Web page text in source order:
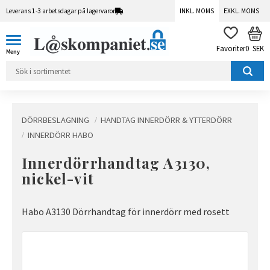
Leverans 1-3 arbetsdagar på lagervaror INKL. MOMS EXKL. MOMS
FAVORITER
0 SEK
DÖRRBESLAGNING
HANDTAG INNERDÖRR & YTTERDÖRR
INNERDÖRR HABO
Innerdörrhandtag A3130,
nickel-vit
Habo A3130 Dörrhandtag för innerdörr med rosett